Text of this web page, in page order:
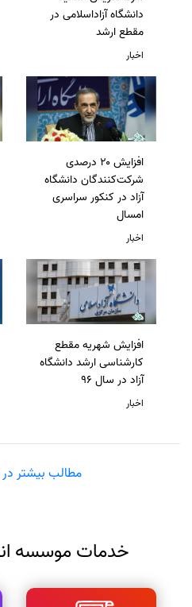
دانشگاه آزاداسلامی در
مقطع ارشد
اخبار
افزایش ۲۰ درصدی
شرکت‌کنندگان دانشگاه
آزاد در کنکور سراسری
امسال
اخبار
افزایش شهریه مقطع
کارشناسی ارشد دانشگاه
آزاد در سال 96
اخبار
مطالب بیشتر
خدمات موسسه